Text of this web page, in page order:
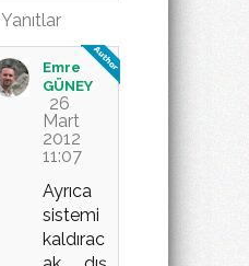
Yanıtlar
Emre
GÜNEY
26
Mart
2012
11:07
Ayrıca
sistemi
kaldırac